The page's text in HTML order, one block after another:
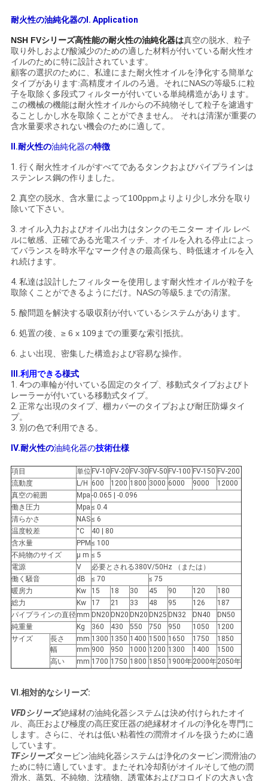
絡
し
な
さ
い
ニ
ュ
ー
ス
引
用
を
要
求
し
な
さ
い
地
図
PRIVACY
POLICY
耐火性の油純化器のI. Application
NSH FVシリーズ高性能の耐火性の油純化器は真空の脱水、粒子
取り外しおよび酸減少のための適した材料が付いている耐火性オ
イルのために特に設計されています。
顧客の選択のために、私達にまた耐火性オイルを浄化する簡単な
タイプがあります:高精度オイルのろ過。それにNASの等級5.に粒
子を取除く多段式フィルターが付いている単純構造があります。
この機械の機能は耐火性オイルからの不純物そして粒子を濾過す
ることしかし水を取除くことができません。 それは清潔が重要の
含水量要求されない機会のために適して。
II.耐火性の油純化器の特徴
1. 行く耐火性オイルがすべてであるタンクおよびパイプラインは
ステンレス鋼の作りました。
2. 真空の脱水、含水量によって100ppmよりより少し水分を取り
除いて下さい。
3. オイル入力およびオイル出力はタンクのモニター オイル レベ
ルに敏感、正確である光電スイッチ、オイルを入れる停止によっ
てバランスを時水平なマーク付きの最高保ち、時低速オイルを入
れ続けます。
4. 私達は設計したフィルターを使用します耐火性オイルが粒子を
取除くことができるようにだけ。NASの等級5.までの清潔。
5. 酸問題を解決する吸収剤が付いているシステムがあります。
6. 処置の後、≥ 6 x 109までの重要な索引抵抗。
6. よい出現、密集した構造および容易な操作。
III.利用できる様式
1. 4つの車輪が付いている固定のタイプ、移動式タイプおよびト
レーラーが付いている移動式タイプ。
2. 正常な出現のタイプ、棚カバーのタイプおよび耐圧防爆タイ
プ。
3. 別の色で利用できる。
IV.耐火性の油純化器の技術仕様
項目 単位 FV-10 FV-20 FV-30 FV-50 FV-100 FV-150 FV-200
流動度
L/H 600 1200 1800 3000 6000 9000
12000
真空の範囲
Mpa -0.065 | -0.096
働き圧力
Mpa ≤ 0.4
清らかさ
NAS≤ 6
温度較差
°C
40 | 80
含水量
PPM ≤ 100
不純物のサイズ
μ m ≤ 5
電源
V
必要とされる380V/50Hz （または）
働く騒音
dB ≤ 70
≤ 75
暖房力
Kw 15 18 30 45 90 120
180
総力
Kw 17 21 33 48 95 126
187
パイプラインの直径mm DN20 DN20 DN20 DN25 DN32 DN40
DN50
純重量
Kg 360 430 550 750 950 1050
1200
サイズ
長さ mm 1300 1350 1400 1500 1650 1750
1850
幅
mm 900 950 1000 1200 1300 1400
1500
高い
mm 1700 1750 1800 1850 1900年2000年2050年
VI.相対的なシリーズ:
VFDシリーズ:絶縁材の油純化器システムは決め付けられたオイ
ル、高圧および極度の高圧変圧器の絶縁材オイルの浄化を専門に
します。さらに、それは低い粘着性の潤滑オイルを扱うために適
しています。
TFシリーズ:タービン油純化器システムは浄化のタービン潤滑油の
ために特に適しています。またそれ冷却剤がオイルそして他の潤
滑水、蒸気、不純物、沈積物、誘電体およびコロイドの大きい含